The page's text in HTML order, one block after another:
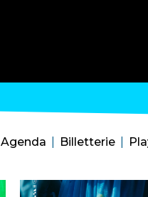
Agenda Billetterie